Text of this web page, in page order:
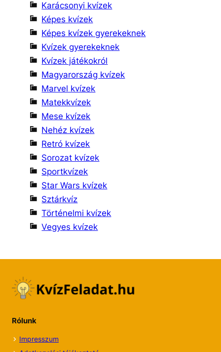
Karácsonyi kvízek
Képes kvízek
Képes kvízek gyerekeknek
Kvízek gyerekeknek
Kvízek játékokról
Magyarország kvízek
Marvel kvízek
Matekkvízek
Mese kvízek
Nehéz kvízek
Retró kvízek
Sorozat kvízek
Sportkvízek
Star Wars kvízek
Sztárkvíz
Történelmi kvízek
Vegyes kvízek
Rólunk
Impresszum